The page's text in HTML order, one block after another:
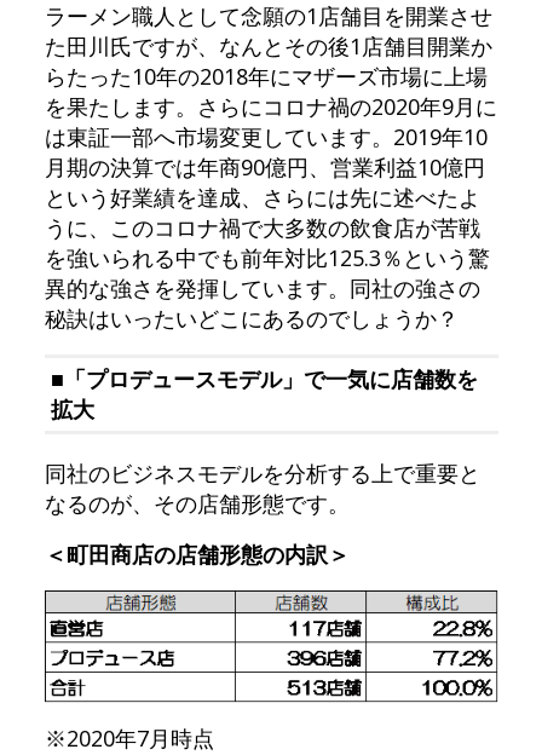
ラーメン職人として念願の1店舗目を開業させ
た田川氏ですが、なんとその後1店舗目開業か
らたった10年の2018年にマザーズ市場に上場
を果たします。さらにコロナ禍の2020年9月に
は東証一部へ市場変更しています。2019年10
月期の決算では年商90億円、営業利益10億円
という好業績を達成、さらには先に述べたよ
うに、このコロナ禍で大多数の飲食店が苦戦
を強いられる中でも前年対比125.3％という驚
異的な強さを発揮しています。同社の強さの
秘訣はいったいどこにあるのでしょうか？
■「プロデュースモデル」で一気に店舗数を
拡大
同社のビジネスモデルを分析する上で重要と
なるのが、その店舗形態です。
＜町田商店の店舗形態の内訳＞
※2020年7月時点